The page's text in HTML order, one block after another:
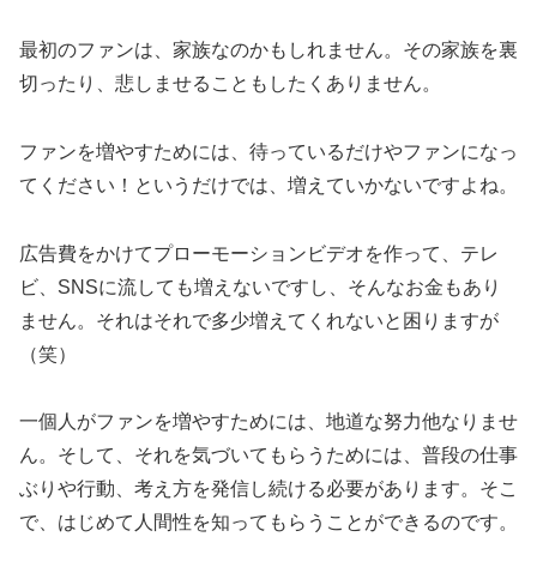
最初のファンは、家族なのかもしれません。その家族を裏
切ったり、悲しませることもしたくありません。
ファンを増やすためには、待っているだけやファンになっ
てください！というだけでは、増えていかないですよね。
広告費をかけてプローモーションビデオを作って、テレ
ビ、SNSに流しても増えないですし、そんなお金もあり
ません。それはそれで多少増えてくれないと困りますが
（笑）
一個人がファンを増やすためには、地道な努力他なりませ
ん。そして、それを気づいてもらうためには、普段の仕事
ぶりや行動、考え方を発信し続ける必要があります。そこ
で、はじめて人間性を知ってもらうことができるのです。